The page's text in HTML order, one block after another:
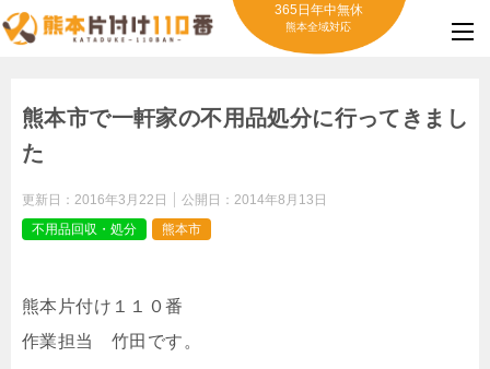
365日年中無休
熊本全域対応
熊本市で一軒家の不用品処分に行ってきまし
た
更新日： 2016年3月22日 公開日： 2014年8月13日
不用品回収・処分
熊本市
熊本片付け１１０番
作業担当 竹田です。